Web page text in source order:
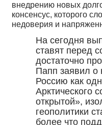
внедрению новых
консенсус, которого
недоверия и
На сегодня
ставят перед
достаточно
Папп заявил о
Россию как
Арктического
открытой»,
геополитики
более что